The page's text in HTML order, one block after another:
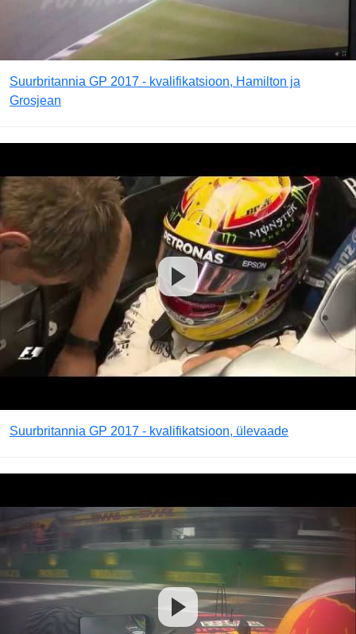
Suurbritannia GP 2017 - kvalifikatsioon, Hamilton ja
Grosjean
Suurbritannia GP 2017 - kvalifikatsioon, ülevaade